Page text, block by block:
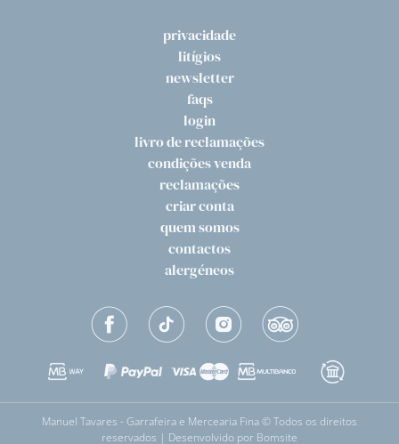
privacidade
litígios
newsletter
faqs
login
livro de reclamações
condições venda
reclamações
criar conta
quem somos
contactos
alergéneos
Manuel Tavares - Garrafeira e Mercearia Fina © Todos os direitos
reservados | Desenvolvido por Bomsite